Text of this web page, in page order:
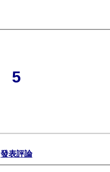
5
發表評論